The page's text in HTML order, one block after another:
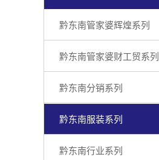
黔东南管家婆辉煌系列
黔东南管家婆财工贸系列
黔东南分销系列
黔东南服装系列
黔东南行业系列